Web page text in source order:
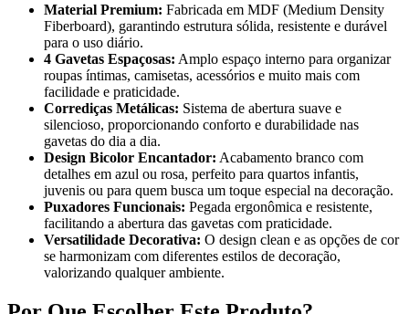
Material Premium: Fabricada em MDF (Medium Density
Fiberboard), garantindo estrutura sólida, resistente e durável
para o uso diário.
4 Gavetas Espaçosas: Amplo espaço interno para organizar
roupas íntimas, camisetas, acessórios e muito mais com
facilidade e praticidade.
Corrediças Metálicas: Sistema de abertura suave e
silencioso, proporcionando conforto e durabilidade nas
gavetas do dia a dia.
Design Bicolor Encantador: Acabamento branco com
detalhes em azul ou rosa, perfeito para quartos infantis,
juvenis ou para quem busca um toque especial na decoração.
Puxadores Funcionais: Pegada ergonômica e resistente,
facilitando a abertura das gavetas com praticidade.
Versatilidade Decorativa: O design clean e as opções de cor
se harmonizam com diferentes estilos de decoração,
valorizando qualquer ambiente.